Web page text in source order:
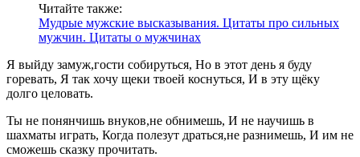
Читайте также:
Мудрые мужские высказывания. Цитаты про сильных
мужчин. Цитаты о мужчинах
Я выйду замуж,гости собируться, Но в этот день я буду
горевать, Я так хочу щеки твоей коснуться, И в эту щёку
долго целовать.
Ты не понянчишь внуков,не обнимешь, И не научишь в
шахматы играть, Когда полезут драться,не разнимешь, И им не
сможешь сказку прочитать.